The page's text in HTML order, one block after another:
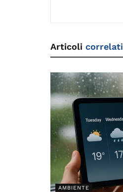
Articoli correlati
AMBIENTE